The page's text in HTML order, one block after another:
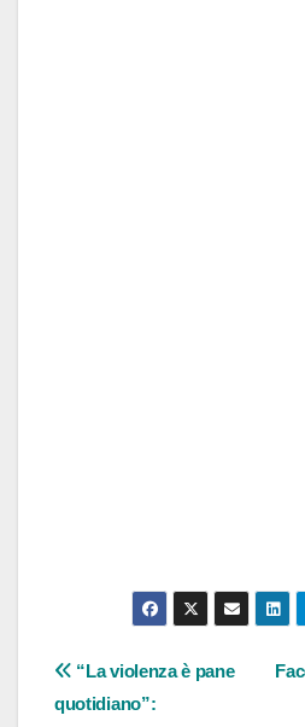
Navigazione
“La violenza è pane
quotidiano”: